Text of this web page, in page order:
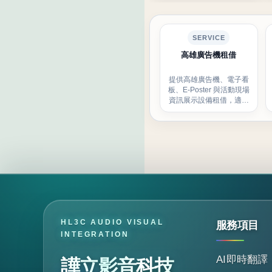
SERVICE
高雄廣告機租借
提供高雄廣告機、電子看
板、E-Poster 與活動現場
資訊展示設備租借，適合
展覽、會議、品牌活動與
報到導引。
HL3C AUDIO VISUAL
INTEGRATION
譁立影音科技
服務項目
AI即時翻譯